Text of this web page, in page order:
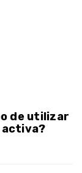
de utilizar
activa?